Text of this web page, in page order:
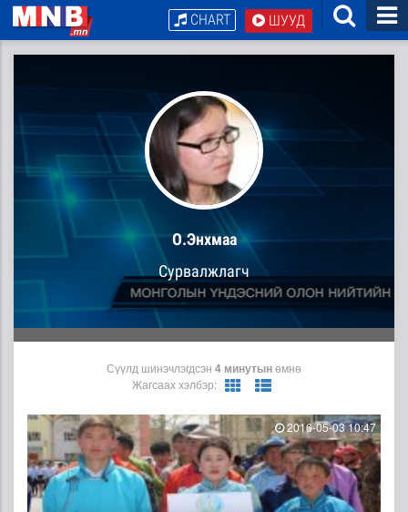
ШУУД
CHART
О.Энхмаа
Сурвалжлагч
Сүүлд шинэчлэгдсэн 4 минутынөмнө
Жагсаах хэлбэр:
2016-05-03 10:47